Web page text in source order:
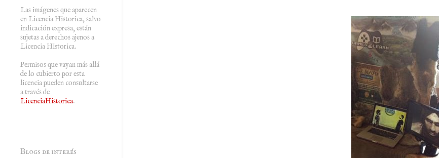
Las imágenes que aparecen
en Licencia Historica, salvo
indicación expresa, están
sujetas a derechos ajenos a
Licencia Historica.
Permisos que vayan más allá
de lo cubierto por esta
licencia pueden consultarse
a través de
LicenciaHistorica.
Blogs de interés